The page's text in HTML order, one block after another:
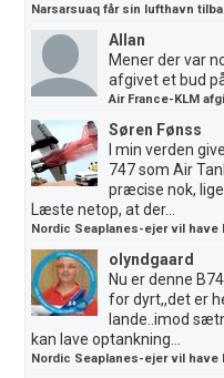
Narsarsuaq får sin lufthavn
Allan
Mener der var
afgivet et bud
Air France-KLM
Søren Fønss
I min verden
747 som Air
præcise nok,
Læste netop, at der...
Nordic Seaplanes-ejer vil
olyndgaard
Nu er denne
for dyrt,,det er
lande..imod
kan lave optankning...
Nordic Seaplanes-ejer vil